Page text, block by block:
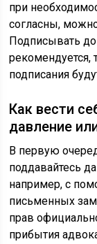
при
согласны,
Подписывать
рекомендуется,
подписания
Как вести
давление
В первую
поддавайтесь
например, с
письменных
прав
прибытия